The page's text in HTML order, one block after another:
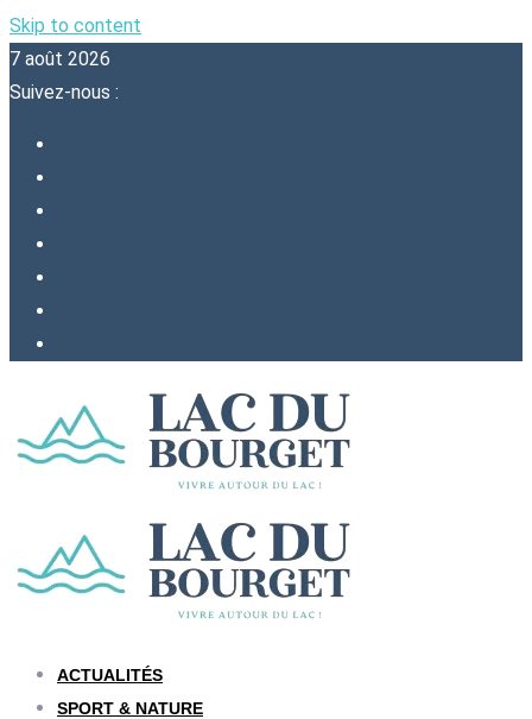
Skip to content
7 août 2026
Suivez-nous :
ACTUALITÉS
SPORT & NATURE